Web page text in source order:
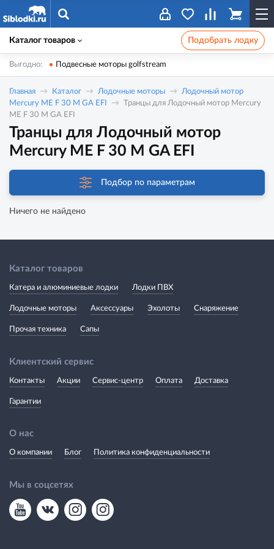
Каталог товаров Подобрать лодку
Выгодно: Подвесные моторы golfstream
Главная Каталог Лодочные моторы
Лодочный мотор
Mercury ME F 30 M GA EFI
Транцы для Лодочный мотор Mercury
ME F 30 M GA EFI
Транцы для Лодочный мотор
Mercury ME F 30 M GA EFI
Подбор по параметрам
Ничего не найдено
Каталог товаров
Катера и алюминиевые лодки Лодки ПВХ
Лодочные моторы Аксессуары Эхолоты Снаряжение
Прочая техника Сапы
Клиентский сервис
Контакты Акции Сервис-центр Оплата Доставка
Гарантии
О нас
О компании Блог Политика конфиденциальности
Мы в соцсетях